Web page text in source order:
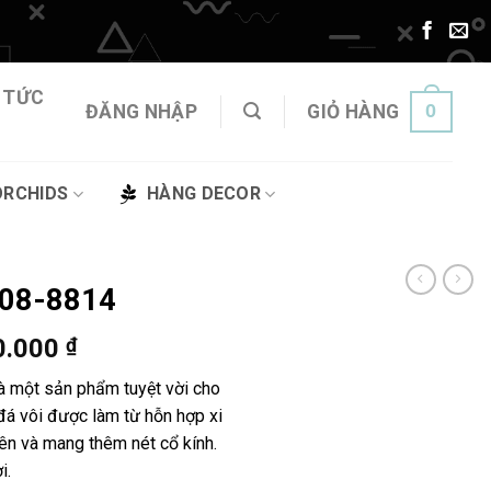
ĐĂNG NHẬP GIỎ HÀNG 0
HÀNG DECOR
8814
₫Khoảng
giá:
từ
1.185.000 ₫
đến
một sản phẩm tuyệt vời cho
vôi được làm từ hỗn hợp xi
và mang thêm nét cổ kính.